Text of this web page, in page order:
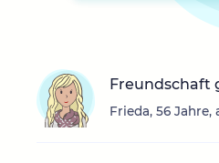
Freundschaft
Frieda, 56 Jahre,